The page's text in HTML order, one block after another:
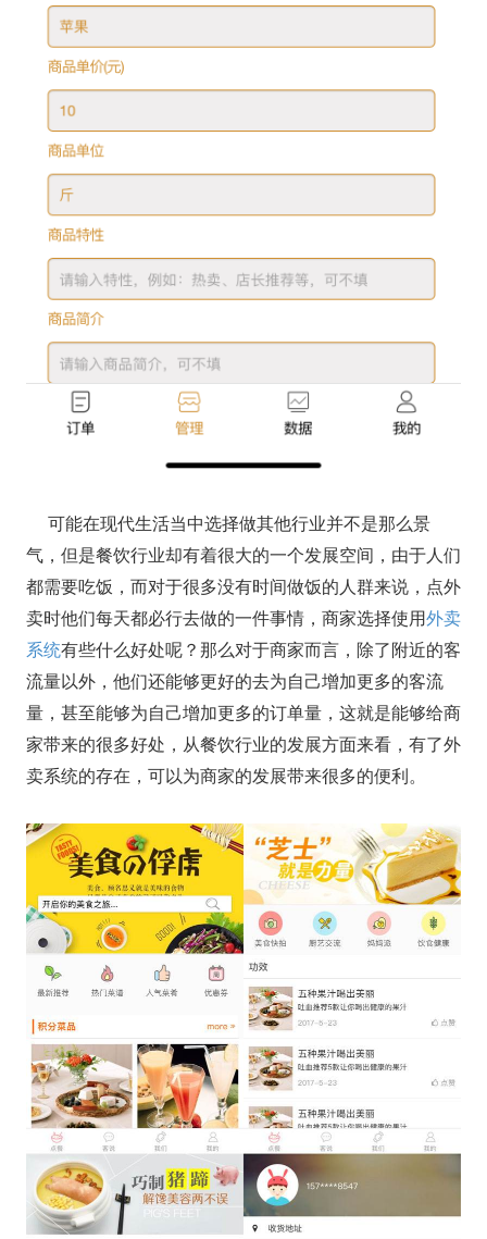
可能在现代生活当中选择做其他行业并不是那么景
气，但是餐饮行业却有着很大的一个发展空间，由于人们
都需要吃饭，而对于很多没有时间做饭的人群来说，点外
卖时他们每天都必行去做的一件事情，商家选择使用外卖
系统有些什么好处呢？那么对于商家而言，除了附近的客
流量以外，他们还能够更好的去为自己增加更多的客流
量，甚至能够为自己增加更多的订单量，这就是能够给商
家带来的很多好处，从餐饮行业的发展方面来看，有了外
卖系统的存在，可以为商家的发展带来很多的便利。